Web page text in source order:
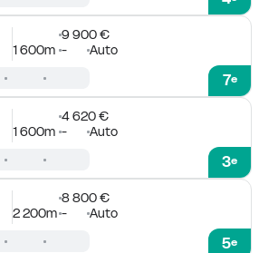
9 900 €
1 600m - Auto
7e
4 620 €
1 600m - Auto
3e
8 800 €
2 200m - Auto
5e